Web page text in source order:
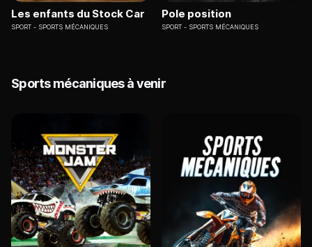
Les enfants du Stock Car
SPORT SPORTS MÉCANIQUES
Pole position
SPORT SPORTS MÉCANIQUES
Sports mécaniques à venir